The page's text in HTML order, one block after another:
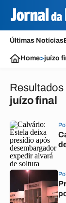
Últimas Notícias
Home>juízo
Resultados
juízo final